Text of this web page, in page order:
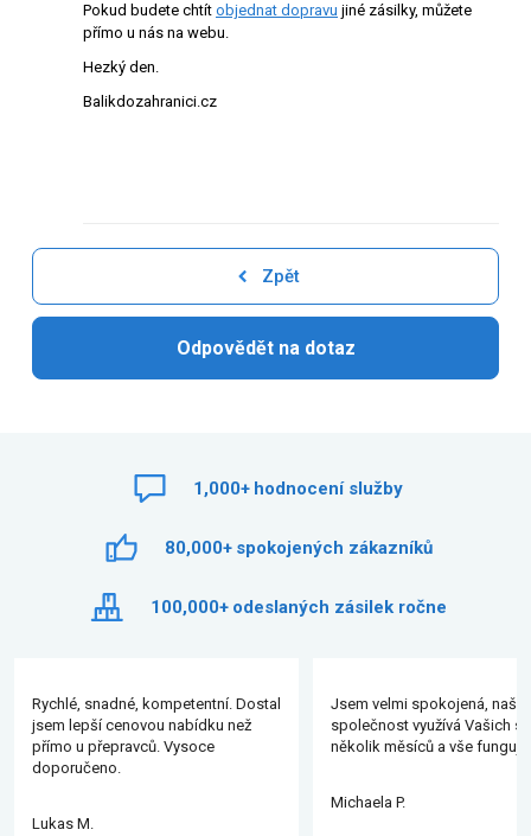
Pokud budete chtít objednat dopravu jiné zásilky, můžete
přímo u nás na webu.
Hezký den.
Balikdozahranici.cz
Zpět
Odpovědět na dotaz
1,000+ hodnocení služby
80,000+ spokojených zákazníků
100,000+ odeslaných zásilek ročne
Rychlé, snadné, kompetentní. Dostal
jsem lepší cenovou nabídku než
přímo u přepravců. Vysoce
doporučeno.
Lukas M.
Jsem velmi spokojená, naše
společnost využívá Vašich
několik měsíců a vše funguje.
Michaela P.